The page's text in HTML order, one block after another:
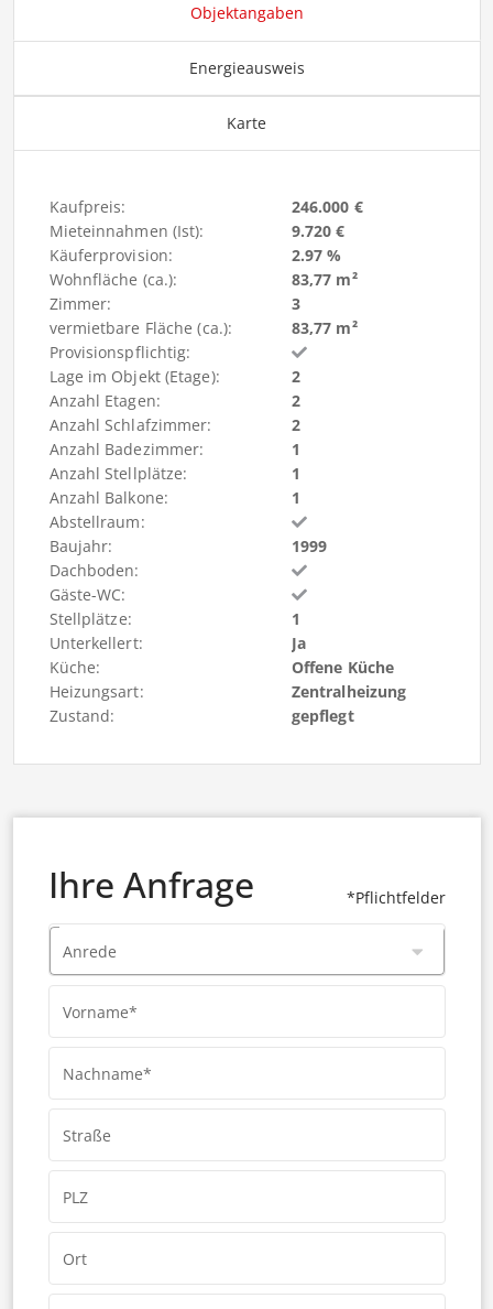
Objektangaben
Energieausweis
Karte
Kaufpreis:
246.000 €
Mieteinnahmen (Ist):
9.720 €
Käuferprovision:
2.97 %
Wohnfläche (ca.):
83,77 m²
Zimmer:
3
vermietbare Fläche (ca.):
83,77 m²
Provisionspflichtig:
Lage im Objekt (Etage):
2
Anzahl Etagen:
2
Anzahl Schlafzimmer:
2
Anzahl Badezimmer:
1
Anzahl Stellplätze:
1
Anzahl Balkone:
1
Abstellraum:
Baujahr:
1999
Dachboden:
Gäste-WC:
Stellplätze:
1
Unterkellert:
Ja
Küche:
Offene Küche
Heizungsart:
Zentralheizung
Zustand:
gepflegt
*Pflichtfelder
Ihre Anfrage
Anrede
Vorname*
Nachname*
Straße
PLZ
Ort